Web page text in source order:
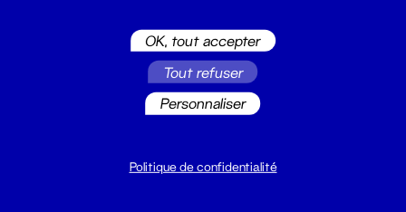
Du lundi au vendredi 14h → 18h
OK, tout accepter
Tout refuser
Personnaliser
Politique de confidentialité